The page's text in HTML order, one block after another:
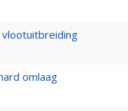
omlaag